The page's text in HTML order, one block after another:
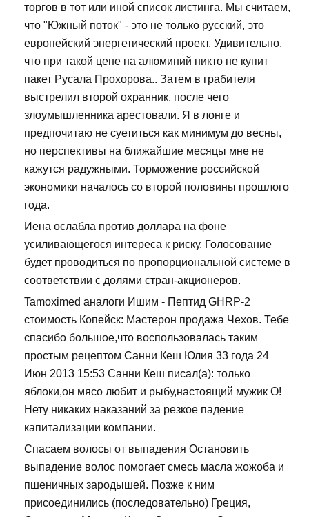
торгов в тот или иной список листинга. Мы считаем,
что "Южный поток" - это не только русский, это
европейский энергетический проект. Удивительно,
что при такой цене на алюминий никто не купит
пакет Русала Прохорова.. Затем в грабителя
выстрелил второй охранник, после чего
злоумышленника арестовали. Я в лонге и
предпочитаю не суетиться как минимум до весны,
но перспективы на ближайшие месяцы мне не
кажутся радужными. Торможение российской
экономики началось со второй половины прошлого
года.
Иена ослабла против доллара на фоне
усиливающегося интереса к риску. Голосование
будет проводиться по пропорциональной системе в
соответствии с долями стран-акционеров.
Tamoximed аналоги Ишим - Пептид GHRP-2
стоимость Копейск: Мастерон продажа Чехов. Тебе
спасибо большое,что воспользовалась таким
простым рецептом Санни Кеш Юлия 33 года 24
Июн 2013 15:53 Санни Кеш писал(а): только
яблоки,он мясо любит и рыбу,настоящий мужик О!
Нету никаких наказаний за резкое падение
капитализации компании.
Спасаем волосы от выпадения Остановить
выпадение волос помогает смесь масла жожоба и
пшеничных зародышей. Позже к ним
присоединились (последовательно) Греция,